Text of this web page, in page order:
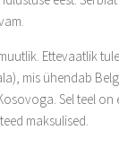
Ettevaatlik
mis ühendab
Sel teel on
maksulised.